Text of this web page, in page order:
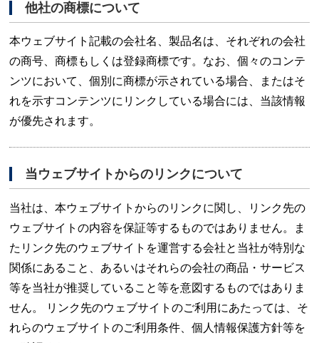
他社の商標について
本ウェブサイト記載の会社名、製品名は、それぞれの会社
の商号、商標もしくは登録商標です。なお、個々のコンテ
ンツにおいて、個別に商標が示されている場合、またはそ
れを示すコンテンツにリンクしている場合には、当該情報
が優先されます。
当ウェブサイトからのリンクについて
当社は、本ウェブサイトからのリンクに関し、リンク先の
ウェブサイトの内容を保証等するものではありません。ま
たリンク先のウェブサイトを運営する会社と当社が特別な
関係にあること、あるいはそれらの会社の商品・サービス
等を当社が推奨していること等を意図するものではありま
せん。 リンク先のウェブサイトのご利用にあたっては、そ
れらのウェブサイトのご利用条件、個人情報保護方針等を